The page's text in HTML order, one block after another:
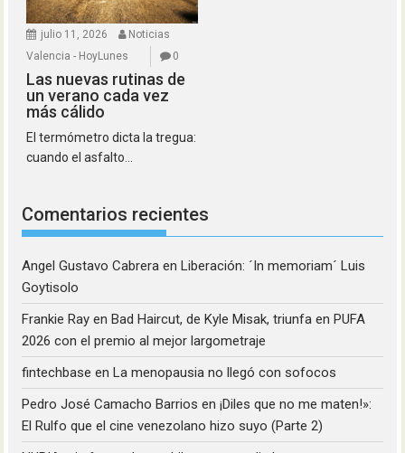
julio 11, 2026
Noticias
Valencia - HoyLunes
0
Las nuevas rutinas de
un verano cada vez
más cálido
El termómetro dicta la tregua:
cuando el asfalto...
Comentarios recientes
Angel Gustavo Cabrera enLiberación: ´In memoriam´ Luis
Goytisolo
Frankie Ray enBad Haircut, de Kyle Misak, triunfa en PUFA
2026 con el premio al mejor largometraje
fintechbase enLa menopausia no llegó con sofocos
Pedro José Camacho Barrios en¡Diles que no me maten!»:
El Rulfo que el cine venezolano hizo suyo (Parte 2)